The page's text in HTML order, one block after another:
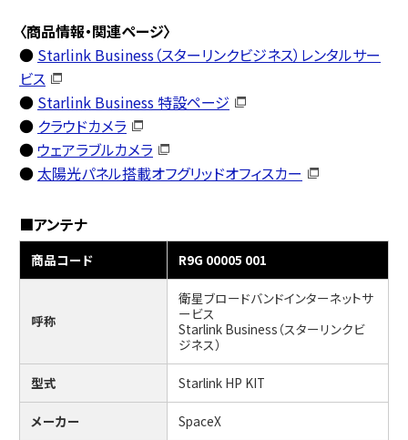
〈商品情報・関連ページ〉
● Starlink Business（スターリンクビジネス）レンタルサー
ビス
● Starlink Business 特設ページ
● クラウドカメラ
● ウェアラブルカメラ
● 太陽光パネル搭載オフグリッドオフィスカー
■アンテナ
商品コード R9G 00005 001
呼称
衛星ブロードバンドインターネットサ
ービス
Starlink Business（スターリンクビ
ジネス）
型式 Starlink HP KIT
メーカー SpaceX